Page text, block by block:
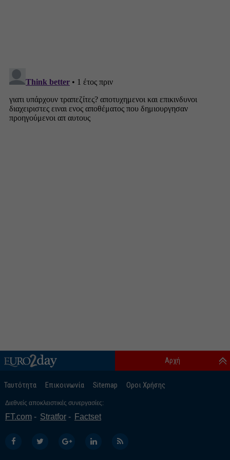
Ταυτότητα Επικοινωνία Sitemap Οροι Χρήσης
Αρχή
Διεθνείς αποκλειστικές συνεργασίες:
FT.com Stratfor Factset